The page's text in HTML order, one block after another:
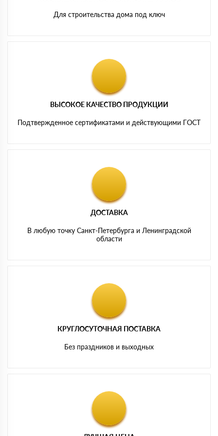
Для строительства дома под ключ
ВЫСОКОЕ КАЧЕСТВО ПРОДУКЦИИ
Подтвержденное сертификатами и действующими ГОСТ
ДОСТАВКА
В любую точку Санкт-Петербурга и Ленинградской
области
КРУГЛОСУТОЧНАЯ ПОСТАВКА
Без праздников и выходных